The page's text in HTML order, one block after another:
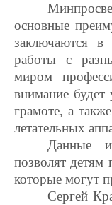
основные
заключаются в
работы с
миром
внимание будет
грамоте, а
летательных
Данные
позволят детям
которые могут
Сергей